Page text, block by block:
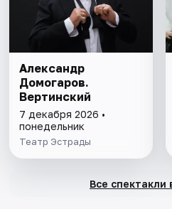
Александр
Домогаров.
Вертинский
7 декабря 2026 •
понедельник
Театр Эстрады
Все спектакли